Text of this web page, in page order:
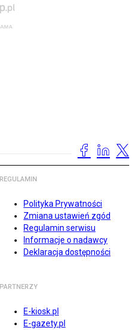
REGULAMIN
Polityka Prywatności
Zmiana ustawień zgód
Regulamin serwisu
Informacje o nadawcy
Deklaracja dostępności
PARTNERZY
E-kiosk.pl
E-gazety.pl